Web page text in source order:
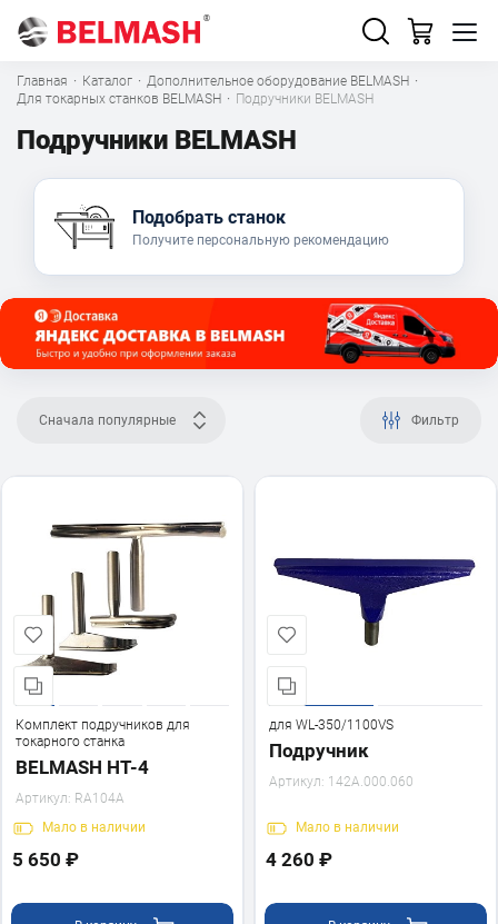
Главная · Каталог · Дополнительное оборудование BELMASH ·
Для токарных станков BELMASH · Подручники BELMASH
Подручники BELMASH
Подобрать станок
Получите персональную рекомендацию
Сначала популярные Фильтр
Комплект подручников для
токарного станка
BELMASH HT-4
Артикул: RA104A
Мало в наличии
5 650 ₽
для WL-350/1100VS
Подручник
Артикул: 142A.000.060
Мало в наличии
4 260 ₽